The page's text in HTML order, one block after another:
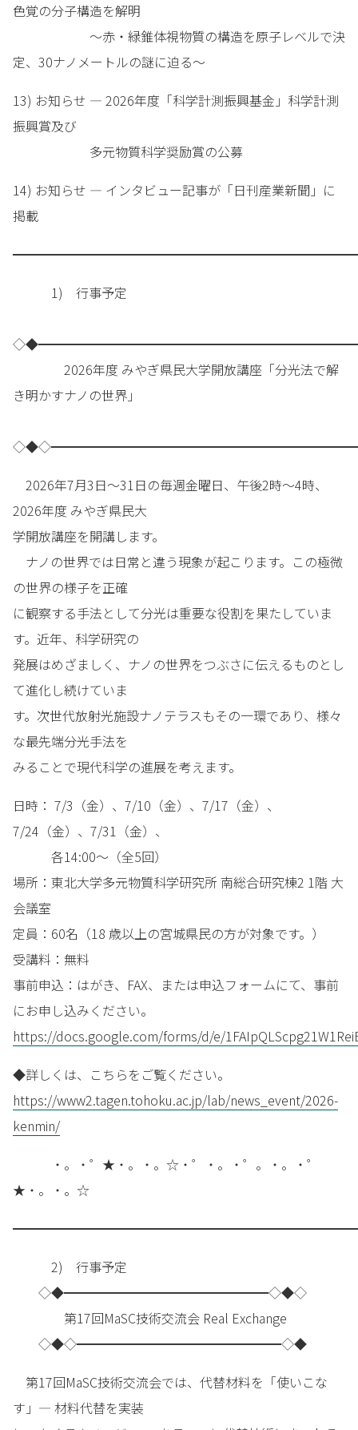
色覚の分子構造を解明
～赤・緑錐体視物質の構造を原子レベルで決
定、30ナノメートルの謎に迫る～
13) お知らせ — 2026年度「科学計測振興基金」科学計測
振興賞及び
多元物質科学奨励賞の公募
14) お知らせ — インタビュー記事が「日刊産業新聞」に
掲載
1) 行事予定
2026年度 みやぎ県民大学開放講座「分光法で解
き明かすナノの世界」
2026年7月3日～31日の毎週金曜日、午後2時～4時、
2026年度 みやぎ県民大
学開放講座を開講します。
ナノの世界では日常と違う現象が起こります。この極微
の世界の様子を正確
に観察する手法として分光は重要な役割を果たしていま
す。近年、科学研究の
発展はめざましく、ナノの世界をつぶさに伝えるものとし
て進化し続けていま
す。次世代放射光施設ナノテラスもその一環であり、様々
な最先端分光手法を
みることで現代科学の進展を考えます。
日時： 7/3（金）、7/10（金）、7/17（金）、
7/24（金）、7/31（金）、
各14:00～（全5回）
場所：東北大学多元物質科学研究所 南総合研究棟2 1階 大
会議室
定員：60名（18 歳以上の宮城県民の方が対象です。）
受講料：無料
事前申込：はがき、FAX、または申込フォームにて、事前
にお申し込みください。
https://docs.google.com/forms/d/e/
◆詳しくは、こちらをご覧ください。
https://www2.tagen.tohoku.ac.jp/lab/news_event/2026-
kenmin/
・。・゜★・。・。☆・゜・。・゜。・。・゜
★・。・。☆
2) 行事予定
◇◆━━━━━━━━━━━━━━━━◇◆◇
第17回MaSC技術交流会 Real Exchange
◇◆◇━━━━━━━━━━━━━━━━◇◆
第17回MaSC技術交流会では、代替材料を「使いこな
す」― 材料代替を実装